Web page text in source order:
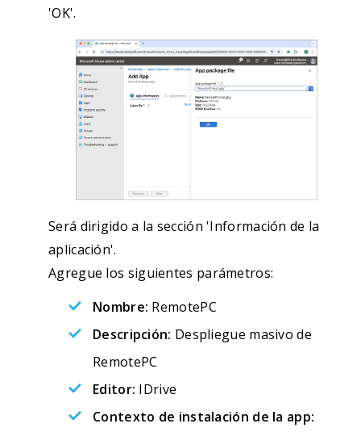
'OK'.
Será dirigido a la sección 'Información de la
aplicación'.
Agregue los siguientes parámetros:
Nombre: RemotePC
Descripción: Despliegue masivo de
RemotePC
Editor: IDrive
Contexto de instalación de la app: